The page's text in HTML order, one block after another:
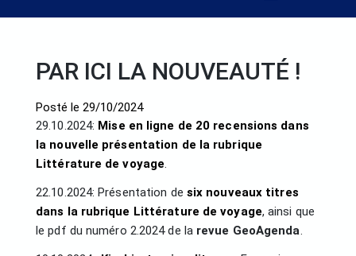
PAR ICI LA NOUVEAUTÉ !
Posté le 29/10/2024
29.10.2024: Mise en ligne de 20 recensions dans
la nouvelle présentation de la rubrique
Littérature de voyage
22.10.2024: Présentation de six nouveaux titres
dans la rubrique Littérature de voyage, ainsi que
le pdf du numéro 2.2024 de la revue GeoAgenda